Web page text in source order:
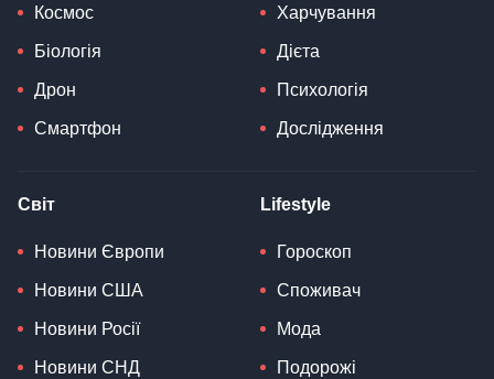
Космос
Біологія
Дрон
Смартфон
Харчування
Дієта
Психологія
Дослідження
Світ
Новини Європи
Новини США
Новини Росії
Новини СНД
Lifestyle
Гороскоп
Споживач
Мода
Подорожі